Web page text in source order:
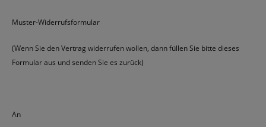
Muster-Widerrufsformular
(Wenn Sie den Vertrag widerrufen wollen, dann füllen Sie bitte dieses
Formular aus und senden Sie es zurück)
An